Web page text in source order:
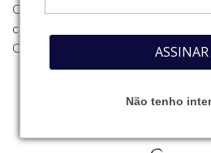
ASSINAR
Não tenho
Caso necessite de outro tipo de
contato com o nosso atendimento
Conosco